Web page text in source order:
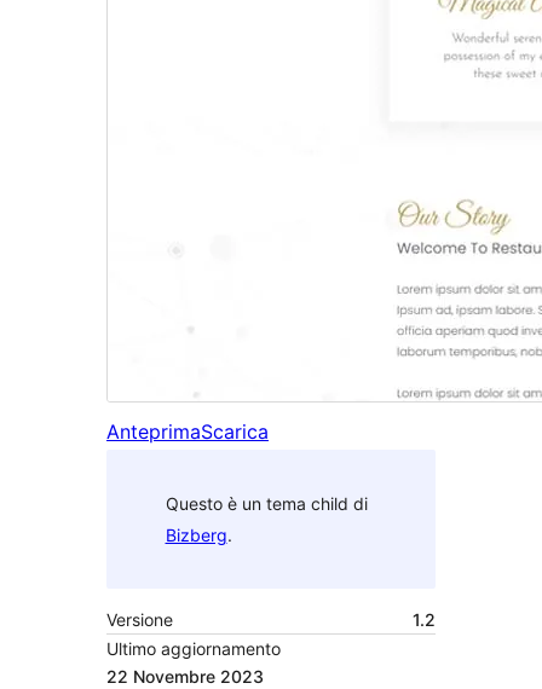
AnteprimaScarica
Questo è un tema child di
Bizberg.
Versione
1.2
Ultimo aggiornamento
22 Novembre 2023